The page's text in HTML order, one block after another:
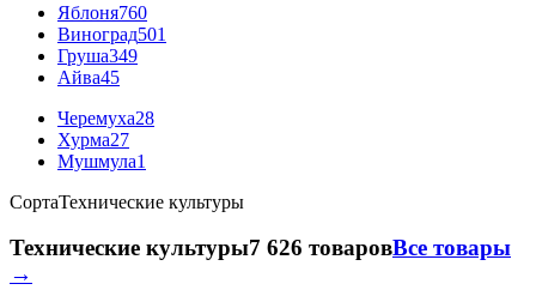
Яблоня760
Виноград501
Груша349
Айва45
Черемуха28
Хурма27
Мушмула1
СортаТехнические культуры
Технические культуры7 626 товаровВсе товары
→